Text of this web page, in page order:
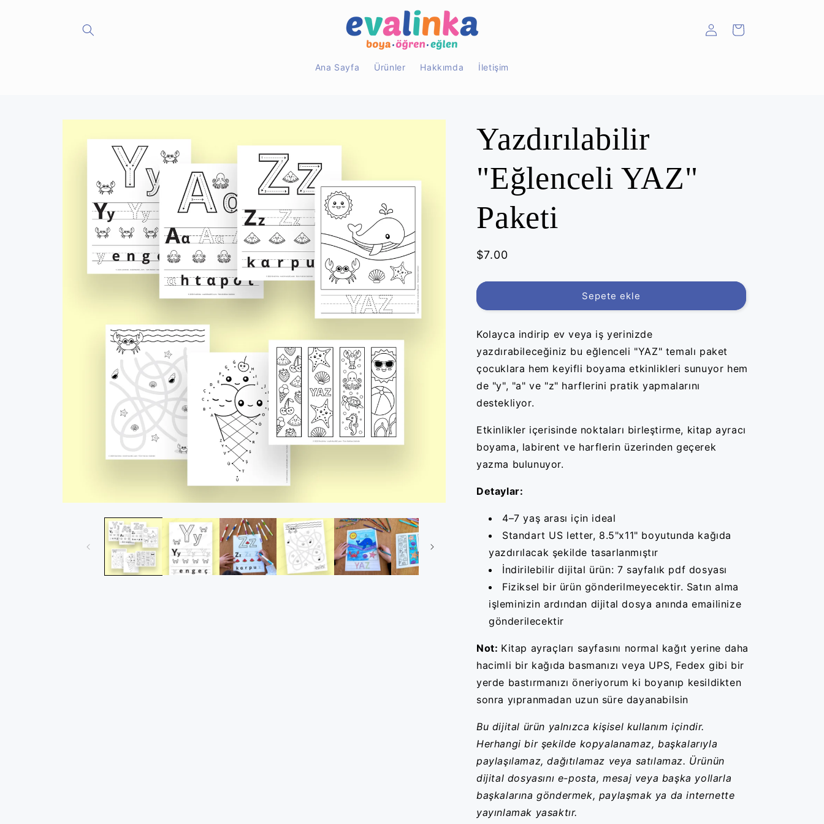
Ana Sayfa Ürünler Hakkımda İletişim
Oturum
Sepet
Ürün
Yazdırılabilir
"Eğlenceli YAZ"
Paketi
Normal
$7.00
Sepete ekle
Kolayca indirip ev veya iş yerinizde
yazdırabileceğiniz bueğlenceli "YAZ" temalı paket
çocuklara hem keyifli boyama etkinlikleri sunuyor hem
de "y", "a" ve "z" harflerini pratik yapmalarını
destekliyor.
Etkinlikler içerisinde noktaları birleştirme, kitap ayracı
boyama, labirent ve harflerin üzerinden geçerek
yazma bulunuyor.
Detaylar:
4–7 yaş arası için ideal
Standart US letter, 8.5"x11" boyutunda kağıda
yazdırılacak şekilde tasarlanmıştır
İndirilebilir dijital ürün: 7 sayfalık pdf dosyası
Fiziksel bir ürün gönderilmeyecektir. Satın alma
işleminizin ardından dijital dosya anında emailinize
gönderilecektir
Not: Kitap ayraçları sayfasını normal kağıt yerine daha
hacimli bir kağıda basmanızı veya UPS, Fedex gibi bir
yerde bastırmanızı öneriyorum ki boyanıp kesildikten
sonra yıpranmadan uzun süre dayanabilsin
Bu dijital ürün yalnızca kişisel kullanım içindir.
Herhangi bir şekilde kopyalanamaz, başkalarıyla
paylaşılamaz, dağıtılamaz veya satılamaz. Ürünün
dijital dosyasını e-posta, mesaj veya başka yollarla
başkalarına göndermek, paylaşmak ya da internette
yayınlamak yasaktır.